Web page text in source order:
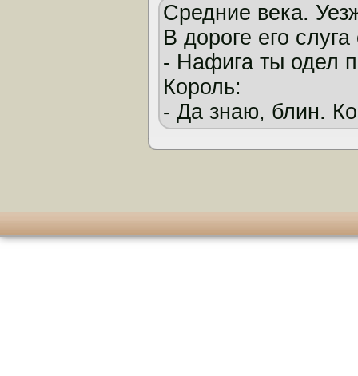
Средние века.
В дороге его
- Нафига ты одел
Король:
- Да знаю, блин.